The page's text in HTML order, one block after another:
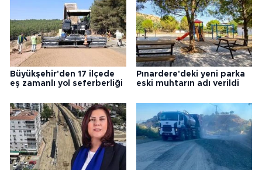
Büyükşehir'den 17 ilçede
eş zamanlı yol seferberliği
Pınardere'deki yeni parka
eski muhtarın adı verildi